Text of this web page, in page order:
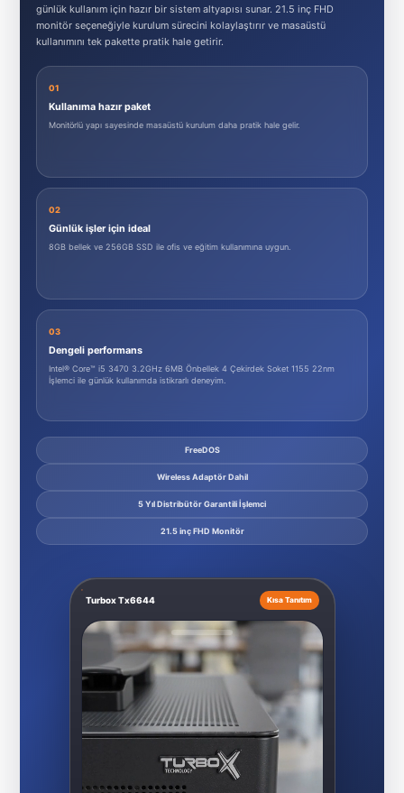
günlük kullanım için hazır bir sistem altyapısı sunar. 21.5 inç FHD
monitör seçeneğiyle kurulum sürecini kolaylaştırır ve masaüstü
kullanımını tek pakette pratik hale getirir.
01
Kullanıma hazır paket
Monitörlü yapı sayesinde masaüstü kurulum daha pratik hale gelir.
02
Günlük işler için ideal
8GB bellek ve 256GB SSD ile ofis ve eğitim kullanımına uygun.
03
Dengeli performans
Intel® Core™ i5 3470 3.2GHz 6MB Önbellek 4 Çekirdek Soket 1155 22nm
İşlemci ile günlük kullanımda istikrarlı deneyim.
FreeDOS
Wireless Adaptör Dahil
5 Yıl Distribütör Garantili İşlemci
21.5 inç FHD Monitör
Turbox Tx6644 Kısa Tanıtım